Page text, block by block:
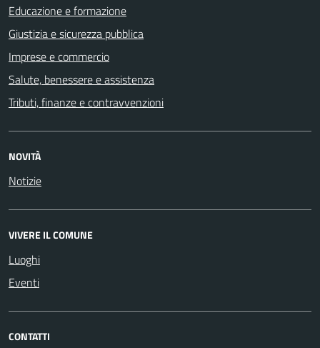
Educazione e formazione
Giustizia e sicurezza pubblica
Imprese e commercio
Salute, benessere e assistenza
Tributi, finanze e contravvenzioni
NOVITÀ
Notizie
VIVERE IL COMUNE
Luoghi
Eventi
CONTATTI